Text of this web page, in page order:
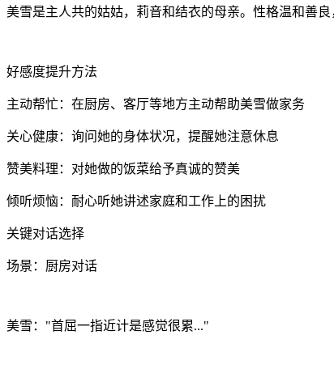
美雪是主人共的姑姑，莉音和结衣的母亲。性格温和善
好感度提升方法
主动帮忙：在厨房、客厅等地方主动帮助美雪做家务
关心健康：询问她的身体状况，提醒她注意休息
赞美料理：对她做的饭菜给予真诚的赞美
倾听烦恼：耐心听她讲述家庭和工作上的困扰
关键对话选择
场景：厨房对话
美雪："首屈一指近计是感觉很累..."